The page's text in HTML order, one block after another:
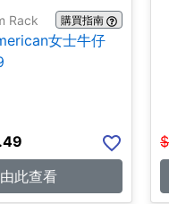
Rack 購買指南
女士牛仔
由此查看
$